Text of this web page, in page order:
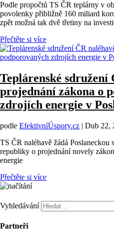
Podle propočtů TS ČR teplárny v
povolenky přibližně 160 miliard
zpět možná tak dvě třetiny na
Přečtěte si více
Teplárenské sdružení
projednání zákona o
zdrojích energie v
podle EfektivníÚspory.cz | Dub 22,
TS ČR naléhavě žádá Poslaneckou
republiky o projednání novely
energie
Přečtěte si více
Vyhledávání
Partneři